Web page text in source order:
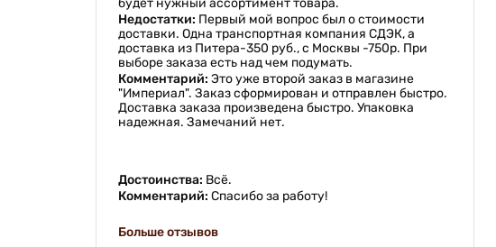
Недостатки: Первый мой вопрос был о стоимости
доставки. Одна транспортная компания СДЭК, а
доставка из Питера-350 руб., с Москвы -750р. При
выборе заказа есть над чем подумать.
Комментарий: Это уже второй заказ в магазине
"Империал". Заказ сформирован и отправлен быстро.
Доставка заказа произведена быстро. Упаковка
надежная. Замечаний нет.
Достоинства: Всё.
Комментарий: Спасибо за работу!
Больше отзывов